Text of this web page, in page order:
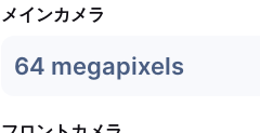
メインカメラ
64 megapixels